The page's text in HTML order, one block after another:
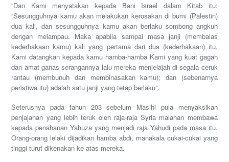
“Dan Kami menyatakan kepada Bani Israel dalam Kitab itu:
“Sesungguhnya kamu akan melakukan kerosakan di bumi (Palestin)
dua kali, dan sesungguhnya kamu akan berlaku sombong angkuh
dengan melampau. Maka apabila sampai masa janji (membalas
kederhakaan kamu) kali yang pertama dari dua (kederhakaan) itu,
Kami datangkan kepada kamu hamba-hamba Kami yang kuat gagah
dan amat ganas serangannya lalu mereka rnenjelajah di segala ceruk
rantau (membunuh dan membinasakan kamu); dan (sebenarnya
peristiwa itu) adalah satu janji yang tetap berlaku”.
Seterusnya pada tahun 203 sebelum Masihi pula menyaksikan
penjajahan yang lebih teruk oleh raja-raja Syria malahan membawa
kepada penahanan Yahuza yang menjadi raja Yahudi pada masa itu.
Orang-orang lelaki dijadikan hamba abdi, manakala cukai-cukai yang
tinggi turut dikenakan ke atas mereka.